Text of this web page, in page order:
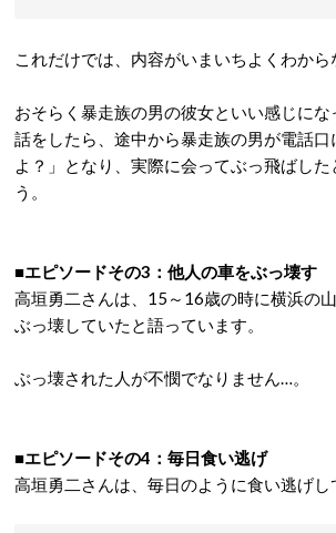
これだけでは、内容がいまいちよくわから
おそらく暴走族の男の彼女といい感じに
話をしたら、途中から暴走族の男が電話
よ？」となり、実際に会ってぶっ飛ばした
う。
■エピソードその3：他人の車をぶっ壊す
高垣勇二さんは、15～16歳の時に横浜の
ぶっ壊していたと語っています。
ぶっ壊された人が不憫でなりません…。
■エピソードその4：毎日食い逃げ
高垣勇二さんは、毎日のように食い逃げし